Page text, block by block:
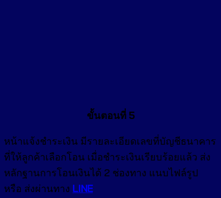
ขั้นตอนที่ 5
หน้าแจ้งชำระเงิน มีรายละเอียดเลขที่บัญชีธนาคาร
ที่ให้ลูกค้าเลือกโอน เมื่อชำระเงินเรียบร้อยแล้ว ส่ง
หลักฐานการโอนเงินได้ 2 ช่องทาง แนบไฟล์รูป
หรือ ส่งผ่านทาง LINE